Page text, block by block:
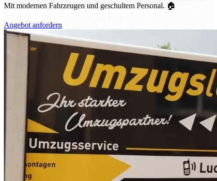
Mit modernen Fahrzeugen und geschultem Personal. 🏠
Angebot anfordern